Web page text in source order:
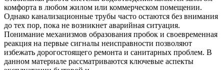
комфорта в любом жилом или коммерческом помещении.
Однако канализационные трубы часто остаются без внимания
до тех пор, пока не возникнет аварийная ситуация.
Понимание механизмов образования пробок и своевременная
реакция на первые сигналы неисправности позволяют
избежать дорогостоящего ремонта и санитарных проблем. В
данном материале рассматриваются ключевые аспекты